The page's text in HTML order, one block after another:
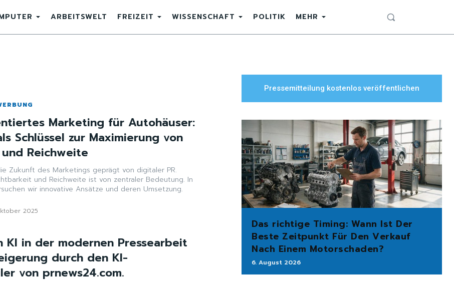
ARBEITSWELT FREIZEIT WISSENSCHAFT POLITIK MEHR
Marketing für Autohäuser:
Schlüssel zur Maximierung von
Reichweite
Zukunft des Marketings geprägt von digitaler PR.
und Reichweite ist von zentraler Bedeutung. In
wir innovative Ansätze und deren Umsetzung.
2025
KI in der modernen Pressearbeit
durch den KI-
von prnews24.com.
Pressemitteilung kostenlos veröffentlichen
Das richtige Timing: Wann Ist Der
Beste Zeitpunkt Für Den Verkauf
Nach Einem Motorschaden?
6. August 2026